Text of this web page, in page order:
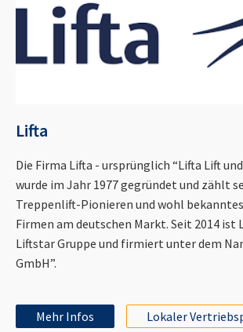
Lifta
Die Firma Lifta - ursprünglich “Lifta Lift
wurde im Jahr 1977 gegründet und zählt
Treppenlift-Pionieren und wohl
Firmen am deutschen Markt. Seit 2014 ist
Liftstar Gruppe und firmiert unter dem
GmbH”.
Mehr Infos Lokaler